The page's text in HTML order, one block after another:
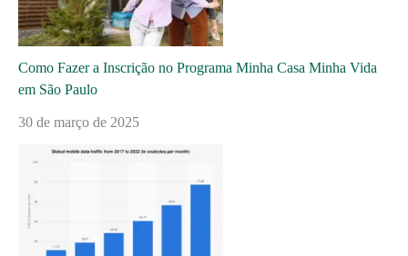
Como Fazer a Inscrição no Programa Minha Casa Minha Vida
em São Paulo
30 de março de 2025